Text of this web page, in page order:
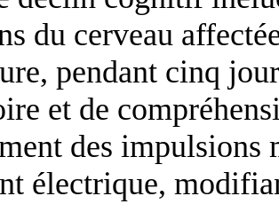
du cerveau
pendant cinq
et de
des impulsions
électrique,